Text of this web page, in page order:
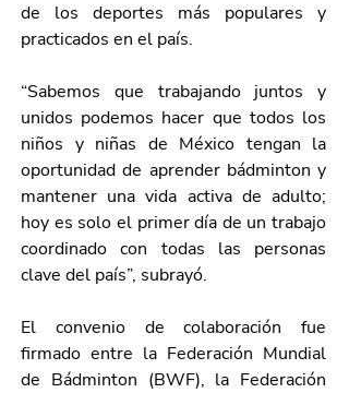
de los deportes más populares y
practicados en el país.
“Sabemos que trabajando juntos y
unidos podemos hacer que todos los
niños y niñas de México tengan la
oportunidad de aprender bádminton y
mantener una vida activa de adulto;
hoy es solo el primer día de un trabajo
coordinado con todas las personas
clave del país”, subrayó.
El convenio de colaboración fue
firmado entre la Federación Mundial
de Bádminton (BWF), la Federación